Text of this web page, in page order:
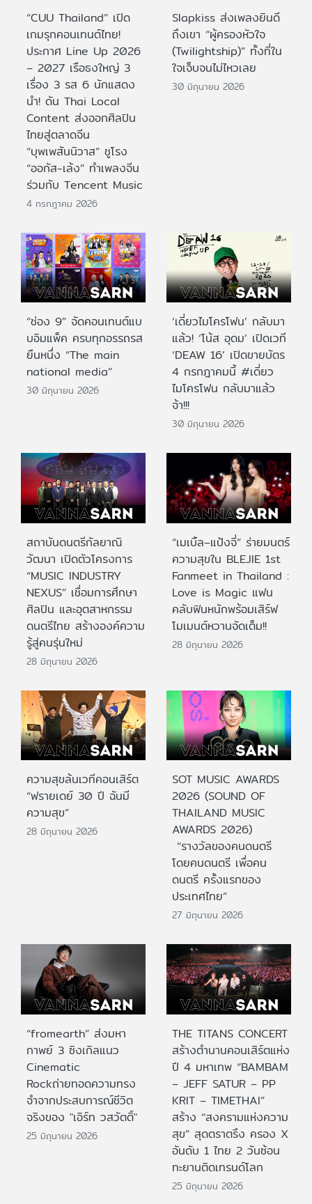
“CUU Thailand” เปิด
เกมรุกคอนเทนต์ไทย!
ประกาศ Line Up 2026
– 2027 เรือธงใหญ่ 3
เรื่อง 3 รส 6 นักแสดง
นำ! ดัน Thai Local
Content ส่งออกศิลปิน
ไทยสู่ตลาดจีน
“บุพเพสันนิวาส” ชูโรง
“ออกัส-เล้ง” ทำเพลงจีน
ร่วมกับ Tencent Music
4 กรกฎาคม 2026
Slapkiss ส่งเพลงยินดี
ถึงเขา “ผู้ครองหัวใจ
(Twilightship)” ทั้งที่ใน
ใจเจ็บจนไม่ไหวเลย
30 มิถุนายน 2026
“ช่อง 9” จัดคอนเทนต์แบ
บอิมแพ็ค ครบทุกอรรถรส
ยืนหนึ่ง “The main
national media”
30 มิถุนายน 2026
‘เดี่ยวไมโครโฟน’ กลับมา
แล้ว! ‘โน้ส อุดม’ เปิดเวที
‘DEAW 16’ เปิดขายบัตร
4 กรกฎาคมนี้ #เดี่ยว
ไมโครโฟน กลับมาแล้ว
จ้า!!!
30 มิถุนายน 2026
สถาบันดนตรีกัลยาณิ
วัฒนา เปิดตัวโครงการ
“MUSIC INDUSTRY
NEXUS” เชื่อมการศึกษา
ศิลปิน และอุตสาหกรรม
ดนตรีไทย สร้างองค์ความ
รู้สู่คนรุ่นใหม่
28 มิถุนายน 2026
“เมเบิ้ล–แป้งจี่” ร่ายมนตร์
ความสุขใน BLEJIE 1st
Fanmeet in Thailand :
Love is Magic แฟน
คลับฟินหนักพร้อมเสิร์ฟ
โมเมนต์หวานจัดเต็ม!!
28 มิถุนายน 2026
ความสุขล้นเวทีคอนเสิร์ต
“ฟรายเดย์ 30 ปี ฉันมี
ความสุข”
28 มิถุนายน 2026
SOT MUSIC AWARDS
2026 (SOUND OF
THAILAND MUSIC
AWARDS 2026)
“รางวัลของคนดนตรี
โดยคนดนตรี เพื่อคน
ดนตรี ครั้งแรกของ
ประเทศไทย”
27 มิถุนายน 2026
“fromearth” ส่งมหา
กาพย์ 3 ซิงเกิลแนว
Cinematic
Rockถ่ายทอดความทรง
จำจากประสบการณ์ชีวิต
จริงของ "เอิร์ท วสวัตติ์"
25 มิถุนายน 2026
THE TITANS CONCERT
สร้างตำนานคอนเสิร์ตแห่ง
ปี 4 มหาเทพ “BAMBAM
– JEFF SATUR – PP
KRIT – TIMETHAI”
สร้าง “สงครามแห่งความ
สุข” สุดตราตรึง ครอง X
อันดับ 1 ไทย 2 วันซ้อน
ทะยานติดเทรนด์โลก
25 มิถุนายน 2026